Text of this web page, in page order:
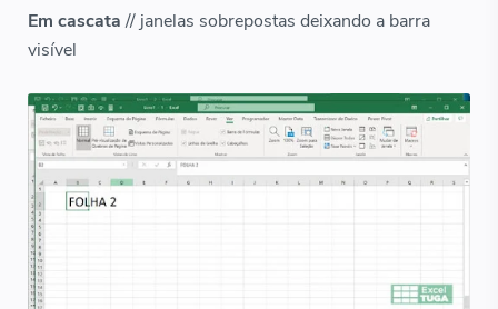
Em cascata// janelas sobrepostas deixando a barra
visível